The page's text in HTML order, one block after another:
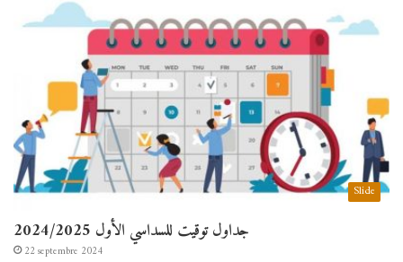
Slide
جداول توقيت للسداسي الأول 2024/2025
22 septembre 2024